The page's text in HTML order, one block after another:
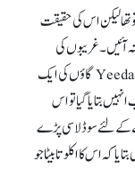
تھا لیکن اس کی حقیقت
آئیں۔ غریبوں کی
قربانیوں کے معیار دیکھ کر یہ چیزیں سامنے آتی ہیں۔ گیمبیا میں Yeeda گاؤں کی ایک
بتایا گیا تو اس
لئے سو ڈلاسی پڑے
کہ اس کا اکلوتا بیٹا جو